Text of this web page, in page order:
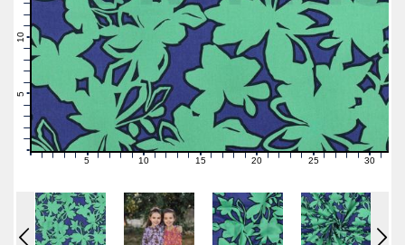
0
1
3
8
10
11
12
0 1 2 3 4 6 7 891011121314 161718192021222324 26272829 30 31